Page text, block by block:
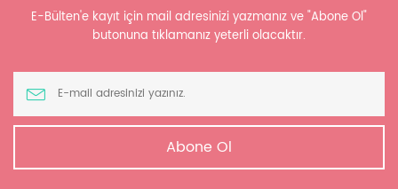
E-Bülten'e kayıt için mail adresinizi yazmanız ve "Abone Ol"
butonuna tıklamanız yeterli olacaktır.
Abone Ol